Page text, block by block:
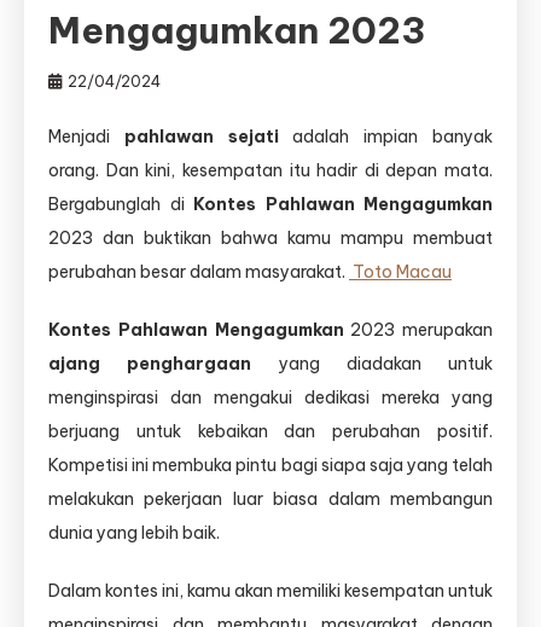
Mengagumkan 2023
22/04/2024
Menjadi pahlawan sejatiadalah impian banyak
orang. Dan kini, kesempatan itu hadir di depan mata.
Bergabunglah di Kontes Pahlawan Mengagumkan
2023 dan buktikan bahwa kamu mampu membuat
perubahan besar dalam masyarakat. Toto Macau
Kontes Pahlawan Mengagumkan 2023 merupakan
ajang penghargaan yang diadakan untuk
menginspirasi dan mengakui dedikasi mereka yang
berjuang untuk kebaikan dan perubahan positif.
Kompetisi ini membuka pintu bagi siapa saja yang telah
melakukan pekerjaan luar biasa dalam membangun
dunia yang lebih baik.
Dalam kontes ini, kamu akan memiliki kesempatan untuk